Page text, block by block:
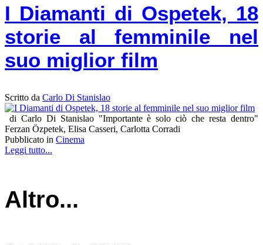
I Diamanti di Ospetek, 18
storie al femminile nel
suo miglior film
Scritto da Carlo Di Stanislao
di Carlo Di Stanislao "Importante è solo ciò che resta dentro"
Ferzan Özpetek, Elisa Casseri, Carlotta Corradi
Pubblicato in Cinema
Leggi tutto...
Altro...